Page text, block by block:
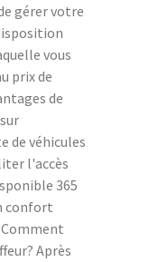
gérer votre
vous
prix de
de
de véhicules
l'accès
365
confort
Après